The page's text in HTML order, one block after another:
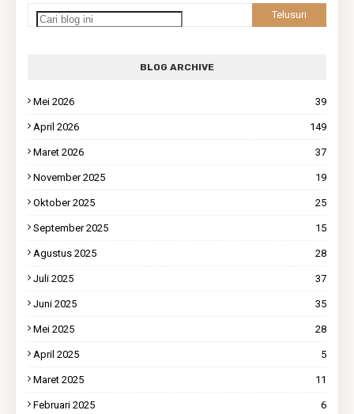
BLOG ARCHIVE
Mei 2026 39
April 2026 149
Maret 2026 37
November 2025 19
Oktober 2025 25
September 2025 15
Agustus 2025 28
Juli 2025 37
Juni 2025 35
Mei 2025 28
April 2025 5
Maret 2025 11
Februari 2025 6